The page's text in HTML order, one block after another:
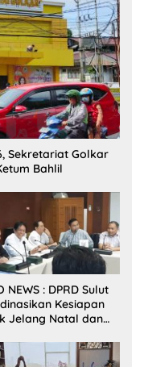
Sekretariat Golkar
Bahlil
NEWS : DPRD Sulut
Kesiapan
Jelang Natal dan